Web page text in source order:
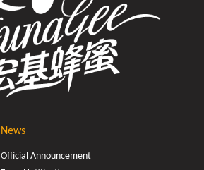
News
Official Announcement